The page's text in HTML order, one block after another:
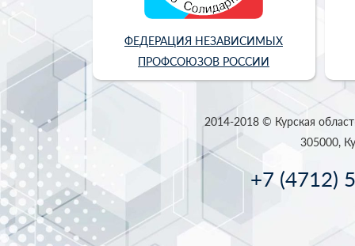
ФЕДЕРАЦИЯ НЕЗАВИСИМЫХ
ПРОФСОЮЗОВ РОССИИ
2014-2018 © Курская
305000,
+7 (4712)